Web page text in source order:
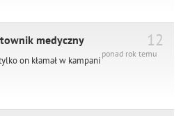
medyczny 12
ponad rok temu
on kłamał w kampani